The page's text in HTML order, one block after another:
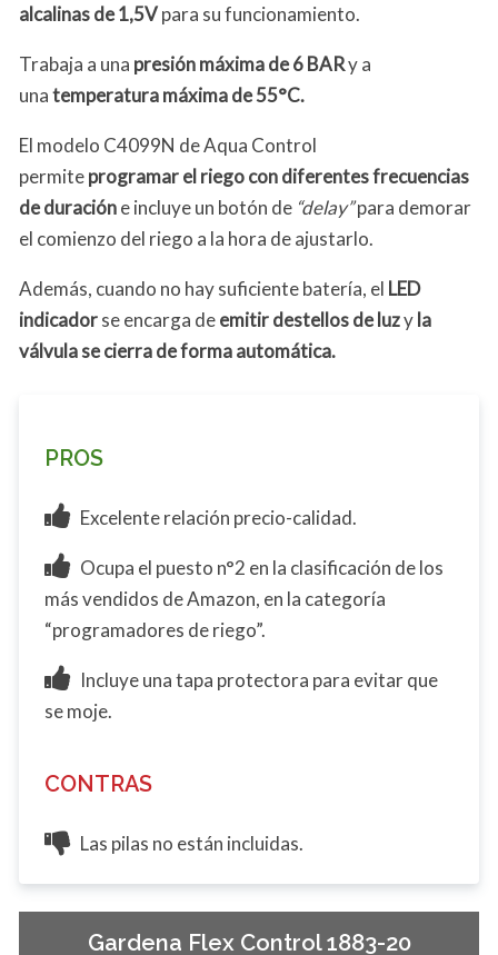
alcalinas de 1,5Vpara su funcionamiento.
Trabaja a una presión máxima de 6 BARy a
unatemperatura máxima de 55°C.
El modelo C4099N de Aqua Control
permiteprogramar el riego con diferentes frecuencias
de duracióne incluye un botón de “delay”para demorar
el comienzo del riego a la hora de ajustarlo.
Además, cuando no hay suficiente batería, el LED
indicadorse encarga deemitir destellos de luzyla
válvula se cierra de forma automática.
PROS
Excelente relación precio-calidad.
Ocupa el puesto n°2 en la clasificación de los
más vendidos de Amazon, en la categoría
“programadores de riego”.
Incluye una tapa protectora para evitar que
se moje.
CONTRAS
Las pilas no están incluidas.
Gardena Flex Control 1883-20